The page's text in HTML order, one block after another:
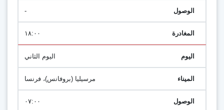
١٨:٠٠
اليوم الثاني
مرسيليا (بروفانس)، فرنسا
٠٧:٠٠